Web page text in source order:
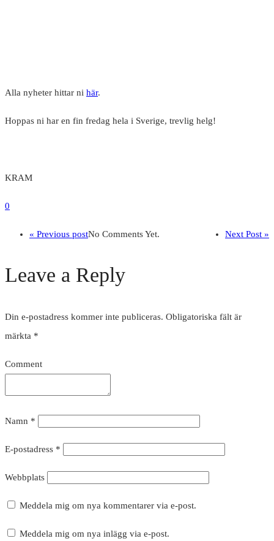
Alla nyheter hittar ni här.
Hoppas ni har en fin fredag hela i Sverige, trevlig helg!
KRAM
0
« Previous post Next Post »
No Comments Yet.
Leave a Reply
Din e-postadress kommer inte publiceras. Obligatoriska fält är
märkta *
Comment
Namn *
E-postadress *
Webbplats
Meddela mig om nya kommentarer via e-post.
Meddela mig om nya inlägg via e-post.